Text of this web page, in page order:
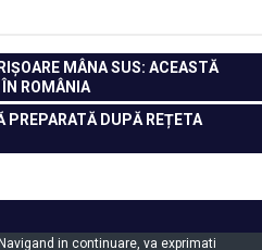
MÂNA SUS: ACEASTĂ
ROMÂNIA
PREPARATĂ DUPĂ REȚETA
. in continuare, va exprimati